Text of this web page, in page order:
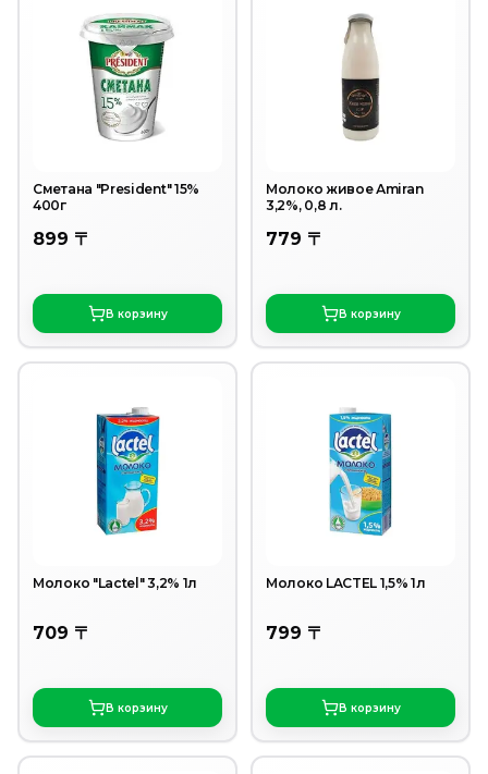
Сметана "President" 15%
400г
899 〒
В корзину
Молоко живое Аmiran
3,2%, 0,8 л.
779 〒
В корзину
Молоко "Lactel" 3,2% 1л
709 〒
В корзину
Молоко LACTEL 1,5% 1л
799 〒
В корзину